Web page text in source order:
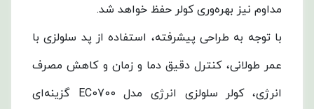
و
موتور
قدرتمند
4/3
مداوم نیز بهره‌وری کولر حفظ خواهد شد.
با توجه به طراحی پیشرفته، استفاده از پد سلولزی با
عمر طولانی، کنترل دقیق دما و زمان و کاهش مصرف
انرژی، کولر سلولزی انرژی مدل EC0700 گزینه‌ای